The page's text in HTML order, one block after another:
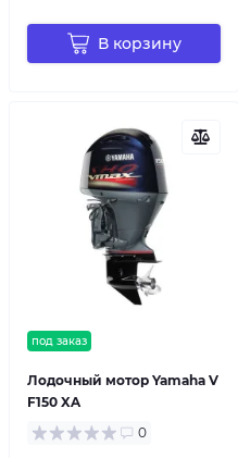
В корзину
под заказ
Лодочный мотор Yamaha V
F150 XA
0